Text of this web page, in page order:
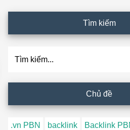
Tìm kiếm
Chủ đề
.vn PBN backlink Backlink